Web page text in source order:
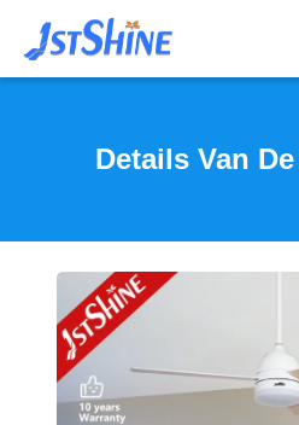
Details Van